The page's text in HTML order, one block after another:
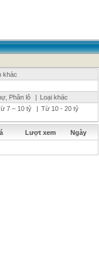
khác
Phân lô | Loại khác
7 – 10 tỷ | Từ 10 - 20 tỷ
Lượt xem Ngày